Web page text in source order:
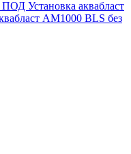
ПОД Установка аквабласт
AM1000 BLS без